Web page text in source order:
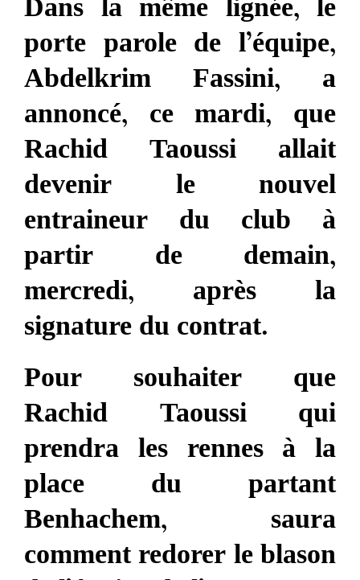
Dans la même lignée, le
porte parole de l’équipe,
Abdelkrim Fassini, a
annoncé, ce mardi, que
Rachid Taoussi allait
devenir le nouvel
entraineur du club à
partir de demain,
mercredi, après la
signature du contrat.
Pour souhaiter que
Rachid Taoussi qui
prendra les rennes à la
place du partant
Benhachem, saura
comment redorer le blason